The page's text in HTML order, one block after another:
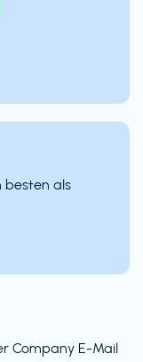
besten als
Company E-Mail